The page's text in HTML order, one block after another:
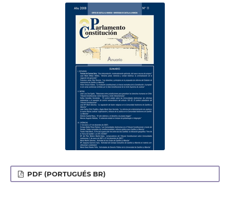
PDF (PORTUGUÉS BR)